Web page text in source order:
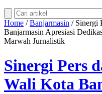
Home /Banjarmasin / Sinergi
Banjarmasin Apresiasi
Marwah Jurnalistik
Sinergi Pers
Wali Kota